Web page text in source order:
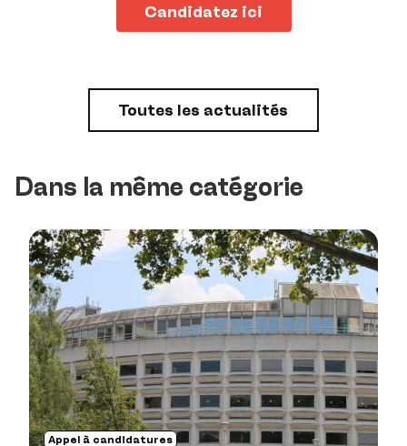
Candidatez ici
Toutes les actualités
Dans la même catégorie
Appel à candidatures